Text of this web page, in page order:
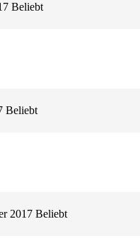
Beliebt
Beliebt
2017 Beliebt